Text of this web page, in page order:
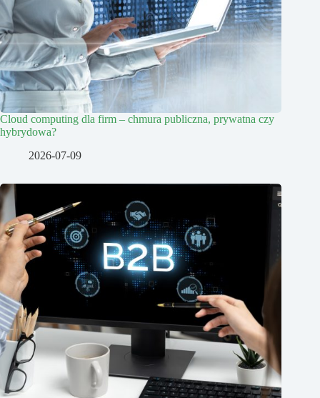
Cloud computing dla firm – chmura publiczna, prywatna czy
hybrydowa?
2026-07-09